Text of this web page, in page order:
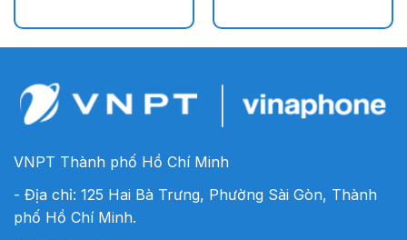
VNPT Thành phố Hồ Chí Minh
- Địa chỉ: 125 Hai Bà Trưng, Phường Sài Gòn, Thành
phố Hồ Chí Minh.